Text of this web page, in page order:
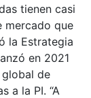
tienen casi
mercado que
la Estrategia
en 2021
de
a la PI. “A